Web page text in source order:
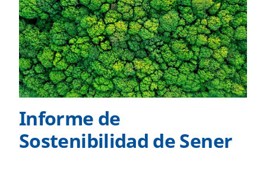
Informe de
Sostenibilidad de Sener